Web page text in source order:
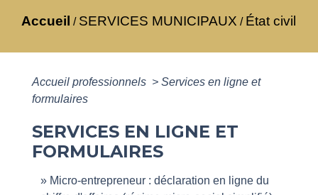
Accueil / SERVICES MUNICIPAUX / État civil
Accueil professionnels > Services en ligne et
formulaires
SERVICES EN LIGNE ET
FORMULAIRES
Micro-entrepreneur : déclaration en ligne du